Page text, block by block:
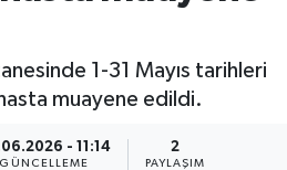
1-31 Mayıs tarihleri
muayene edildi.
- 11:14
GÜNCELLEME
2
PAYLAŞIM